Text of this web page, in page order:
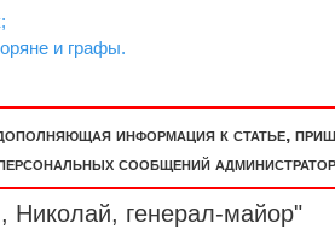
и графы.
информация к статье,
сообщений
Николай, генерал-майор"